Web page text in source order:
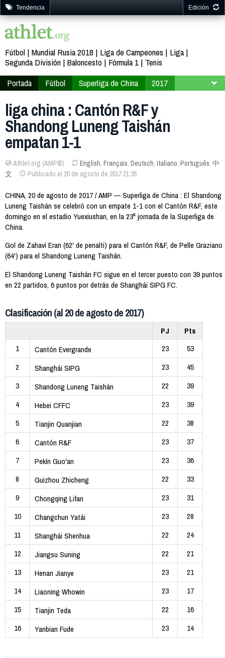
Tendencia Edición
Fútbol Mundial Rusia 2018 Liga de Campeones
Liga
Segunda División Baloncesto Fórmula 1
Tenis
Portada
Fútbol Superliga de China
2017
liga china : Cantón R&F y
Shandong Luneng Taishán
empatan 1-1
Athlet.org (AMP©) English, Français, Deutsch, Italiano, Português, 中
文
Publicado el 20 de agosto de 2017 21:35
CHINA, 20 de agosto de 2017 / AMP — Superliga de China : El Shandong
Luneng Taishán se celebró con un empate 1-1 con el Cantón R&F, este
domingo en el estadio Yuexiushan, en la 23ª jornada de la Superliga de
China.
Gol de Zahavi Eran (62' de penalti) para el Cantón R&F, de Pelle Graziano
(64') para el Shandong Luneng Taishán.
El Shandong Luneng Taishán FC sigue en el tercer puesto con 39 puntos
en 22 partidos, 6 puntos por detrás de Shanghái SIPG FC.
Clasificación (al 20 de agosto de 2017)
PJ
Pts
1
Cantón Evergrande 23
53
2
Shanghái SIPG 23
45
3
Shandong Luneng Taishán 22
39
4
Hebei CFFC 23
39
5
Tianjin Quanjian 22
38
6
Cantón R&F 23
37
7
Pekín Guo'an 23
36
8
Guizhou Zhicheng 22
33
9
Chongqing Lifan 23
31
10
Changchun Yatái 23
28
11
Shanghái Shenhua 22
24
12
Jiangsu Suning 22
21
13
Henan Jianye 23
21
14
Liaoning Whowin 23
17
15
Tianjin Teda 22
16
16
Yanbian Fude 23 14